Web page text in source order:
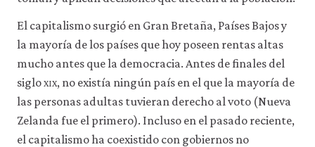
El capitalismo surgió en Gran Bretaña, Países Bajos y
la mayoría de los países que hoy poseen rentas altas
mucho antes que la democracia. Antes de finales del
sigloxix, no existía ningún país en el que la mayoría de
las personas adultas tuvieran derecho al voto (Nueva
Zelanda fue el primero). Incluso en el pasado reciente,
el capitalismo ha coexistido con gobiernos no